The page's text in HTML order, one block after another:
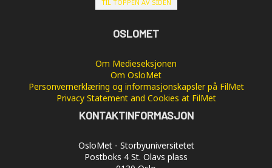
TIL TOPPEN AV SIDEN
OSLOMET
Om Medieseksjonen
Om OsloMet
Personvernerklæring og informasjonskapsler på FilMet
Privacy Statement and Cookies at FilMet
KONTAKTINFORMASJON
OsloMet - Storbyuniversitetet
Postboks 4 St. Olavs plass